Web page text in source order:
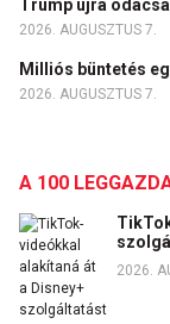
Trump újra
2026. AUGUSZTUS 7.
Milliós büntetés
2026. AUGUSZTUS 7.
A 100
2026.